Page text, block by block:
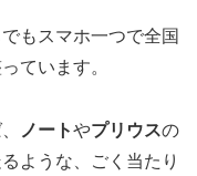
もスマホ一つで全国
ています。
ノートやプリウスの
ような、ごく当たり